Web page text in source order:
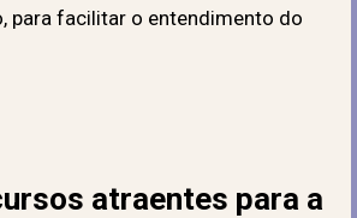
para facilitar o entendimento do
atraentes para a